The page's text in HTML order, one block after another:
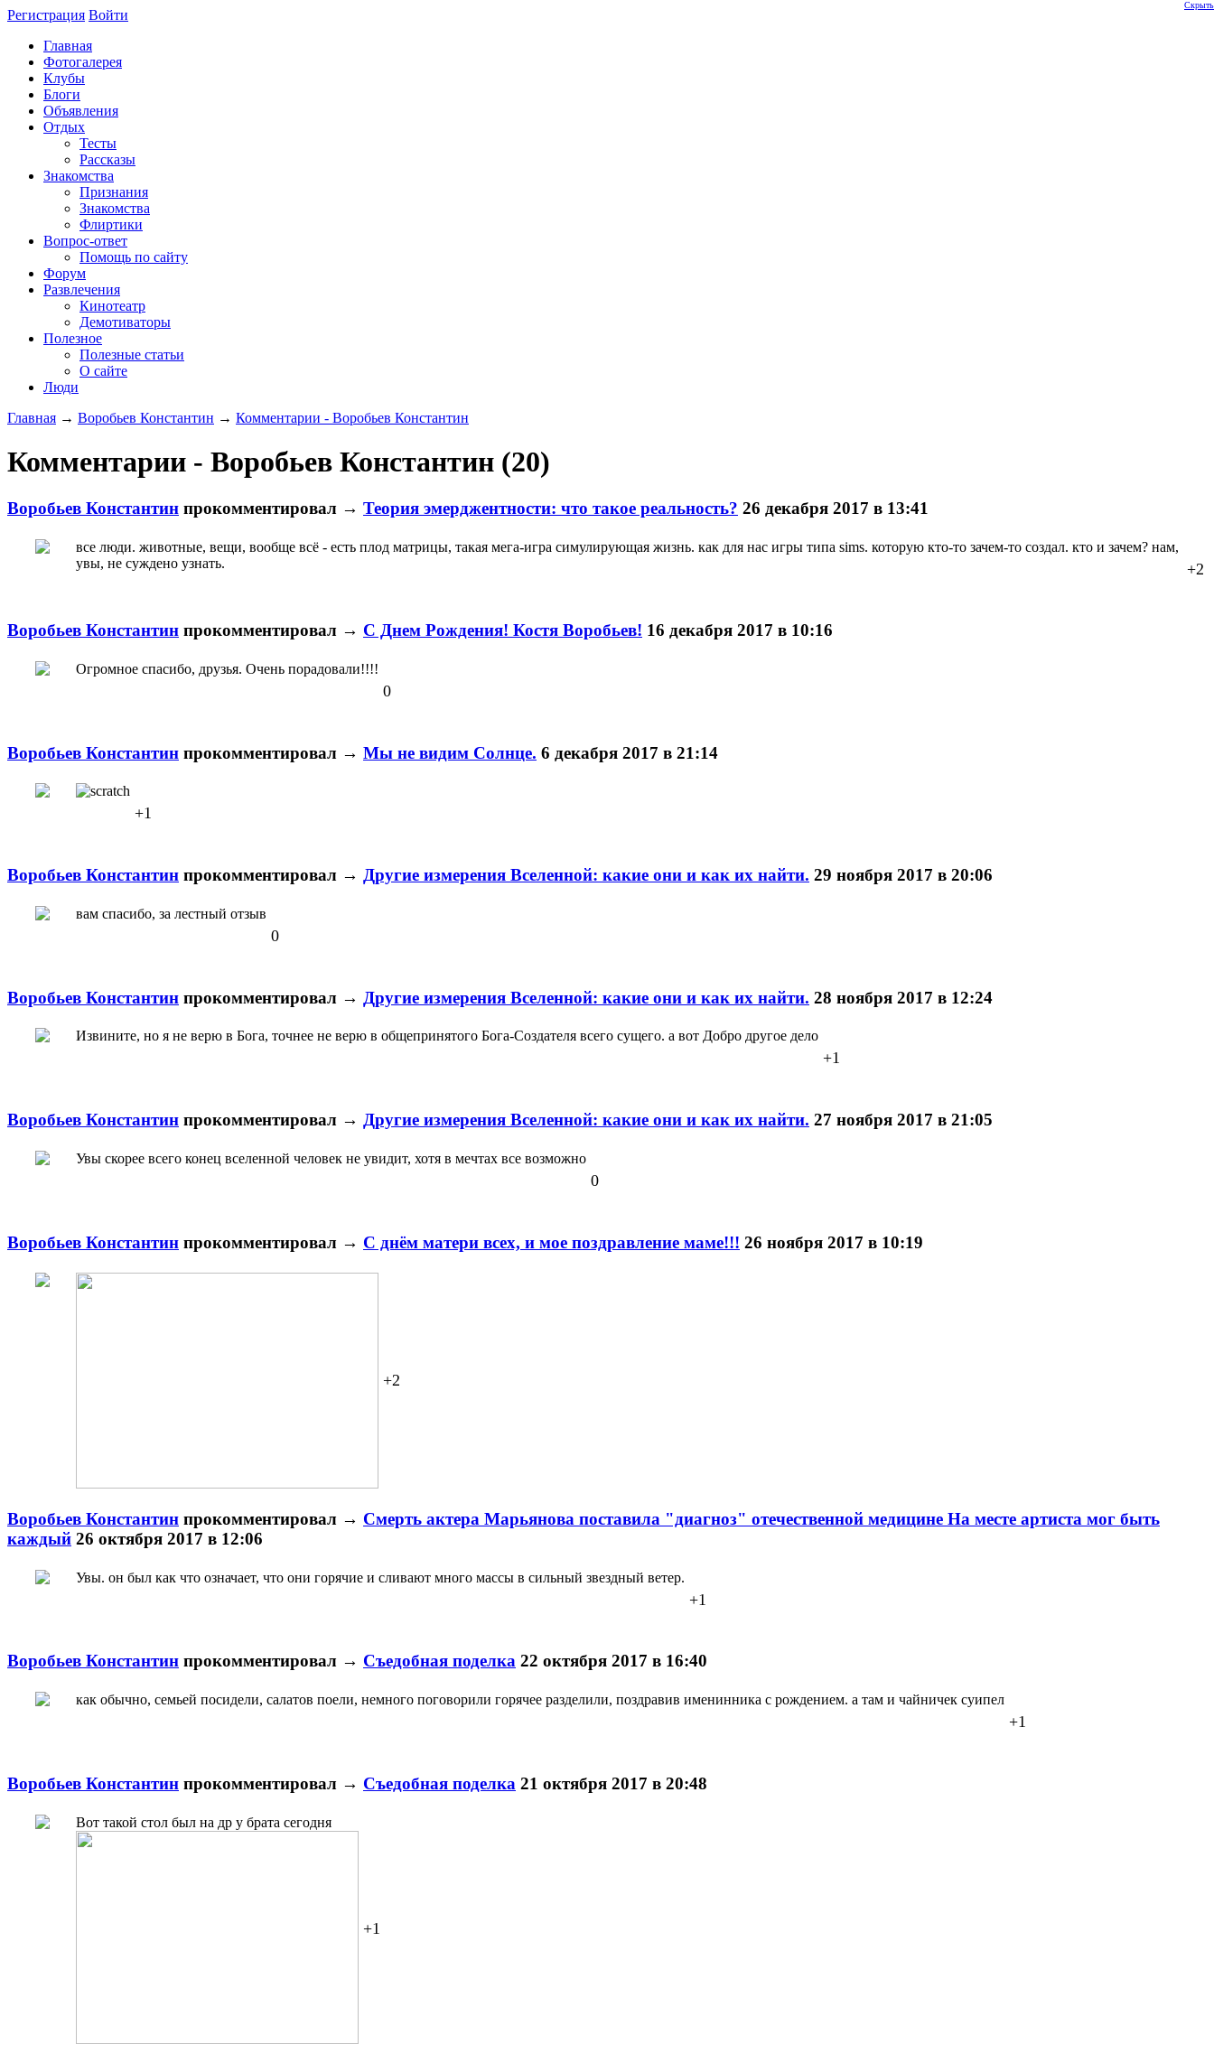
Регистрация Войти
Главная
Фотогалерея
Клубы
Блоги
Объявления
Отдых
Тесты
Рассказы
Знакомства
Признания
Знакомства
Флиртики
Вопрос-ответ
Помощь по сайту
Форум
Развлечения
Кинотеатр
Демотиваторы
Полезное
Полезные статьи
О сайте
Люди
Главная → Воробьев Константин → Комментарии - Воробьев Константин
Комментарии - Воробьев Константин (20)
Воробьев Константин прокомментировал → Теория эмерджентности: что такое реальность? 26 декабря 2017 в 13:41
все люди. животные, вещи, вообще всё - есть плод матрицы, такая мега-игра симулирующая жизнь. как для нас игры типа sims. которую кто-то зачем-то создал. кто и зачем? нам,
увы, не суждено узнать.
+2
Воробьев Константин прокомментировал → С Днем Рождения! Костя Воробьев! 16 декабря 2017 в 10:16
Огромное спасибо, друзья. Очень порадовали!!!!
0
Воробьев Константин прокомментировал → Мы не видим Солнце. 6 декабря 2017 в 21:14
+1
Воробьев Константин прокомментировал → Другие измерения Вселенной: какие они и как их найти. 29 ноября 2017 в 20:06
вам спасибо, за лестный отзыв
0
Воробьев Константин прокомментировал → Другие измерения Вселенной: какие они и как их найти. 28 ноября 2017 в 12:24
Извините, но я не верю в Бога, точнее не верю в общепринятого Бога-Создателя всего сущего. а вот Добро другое дело
+1
Воробьев Константин прокомментировал → Другие измерения Вселенной: какие они и как их найти. 27 ноября 2017 в 21:05
Увы скорее всего конец вселенной человек не увидит, хотя в мечтах все возможно
0
Воробьев Константин прокомментировал → С днём матери всех, и мое поздравление маме!!! 26 ноября 2017 в 10:19
+2
Воробьев Константин прокомментировал → Смерть актера Марьянова поставила "диагноз" отечественной медицине На месте артиста мог быть
каждый 26 октября 2017 в 12:06
Увы. он был как что означает, что они горячие и сливают много массы в сильный звездный ветер.
+1
Воробьев Константин прокомментировал → Съедобная поделка 22 октября 2017 в 16:40
как обычно, семьей посидели, салатов поели, немного поговорили горячее разделили, поздравив именинника с рождением. а там и чайничек суипел
+1
Воробьев Константин прокомментировал → Съедобная поделка 21 октября 2017 в 20:48
Вот такой стол был на др у брата сегодня
+1
Скрыть